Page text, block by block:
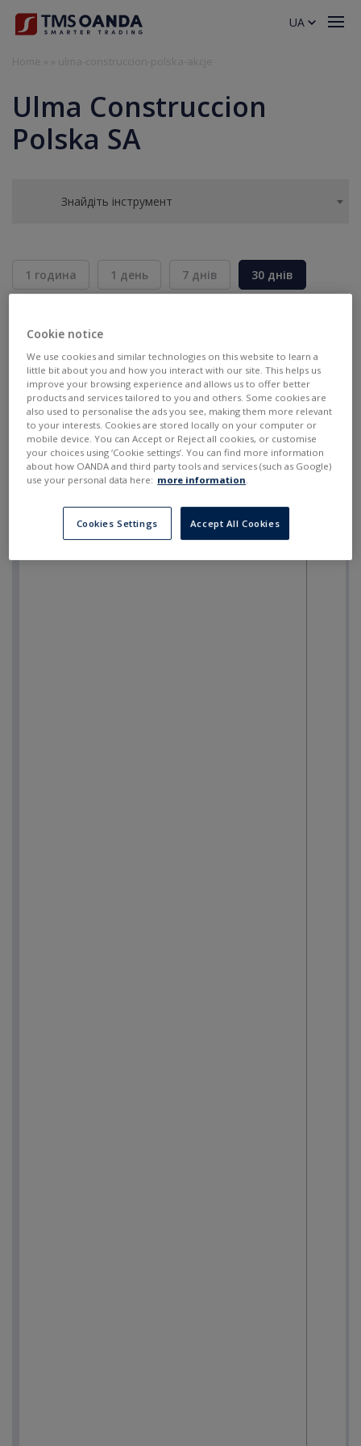
Ulma Construccion
Polska SA
Знайдіть інструмент
1 година 1 день 7 днів 30 днів
BID
---
ASK
--- ПРОДАТИ КУПИТИ
UA
Cookie notice
We use cookies and similar technologies on this website to learn a
little bit about you and how you interact with our site. This helps us
improve your browsing experience and allows us to offer better
products and services tailored to you and others. Some cookies are
also used to personalise the ads you see, making them more relevant
to your interests. Cookies are stored locally on your computer or
mobile device. You can Accept or Reject all cookies, or customise
your choices using ‘Cookie settings’. You can find more information
about how OANDA and third party tools and services (such as Google)
use your personal data here: more information
Cookies Settings Accept All Cookies